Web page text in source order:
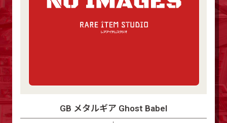
GB メタルギア Ghost Babel